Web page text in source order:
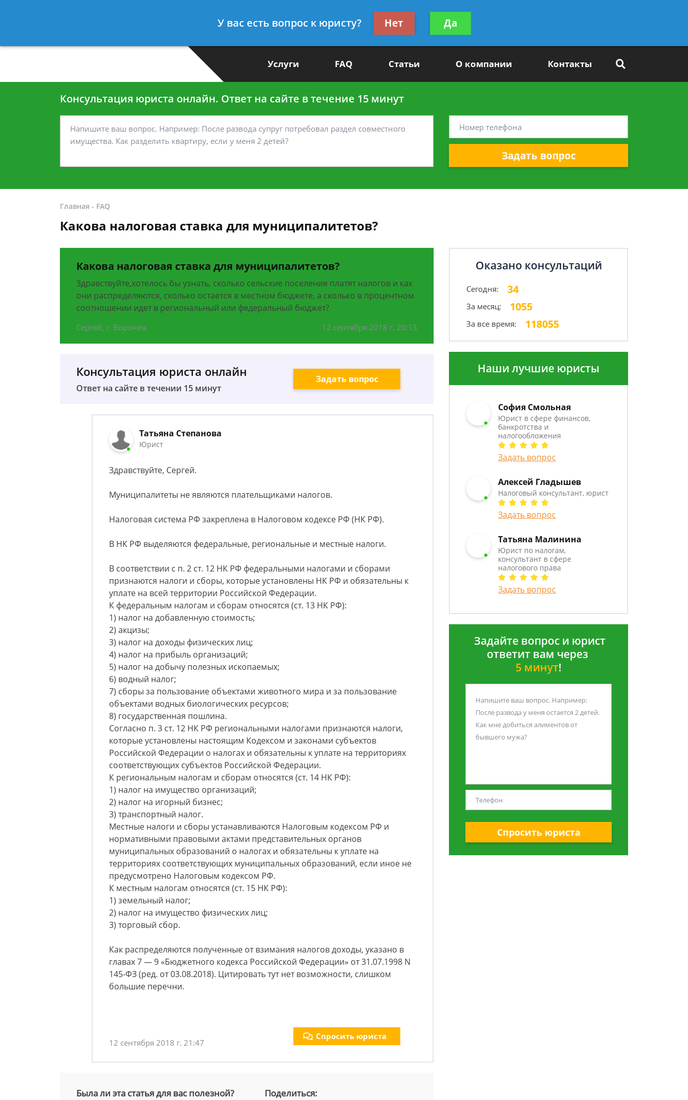
7 812-467-35-90
Получите консультацию
бесплатно
Услуги FAQ Статьи О компании Контакты
Консультация юриста онлайн. Ответ на сайте в течение 15 минут
Задать вопрос
Главная - FAQ
Какова налоговая ставка для муниципалитетов?
Какова налоговая ставка для муниципалитетов?
Здравствуйте,хотелось бы узнать, сколько сельские поселения платят налогов и как
они распределяются, сколько остается в местном бюджете, а сколько в процентном
соотношении идет в региональный или федеральный бюджет?
Сергей, г. Воронеж 12 сентября 2018 г. 20:13
Консультация юриста онлайн
Ответ на сайте в течении 15 минут
Задать вопрос
Татьяна Степанова
Юрист
Здравствуйте, Сергей.
Муниципалитеты не являются плательщиками налогов.
Налоговая система РФ закреплена в Налоговом кодексе РФ (НК РФ).
В НК РФ выделяются федеральные, региональные и местные налоги.
В соответствии с п. 2 ст. 12 НК РФ федеральными налогами и сборами
признаются налоги и сборы, которые установлены НК РФ и обязательны к
уплате на всей территории Российской Федерации.
К федеральным налогам и сборам относятся (ст. 13 НК РФ):
1) налог на добавленную стоимость;
2) акцизы;
3) налог на доходы физических лиц;
4) налог на прибыль организаций;
5) налог на добычу полезных ископаемых;
6) водный налог;
7) сборы за пользование объектами животного мира и за пользование
объектами водных биологических ресурсов;
8) государственная пошлина.
Согласно п. 3 ст. 12 НК РФ региональными налогами признаются налоги,
которые установлены настоящим Кодексом и законами субъектов
Российской Федерации о налогах и обязательны к уплате на территориях
соответствующих субъектов Российской Федерации.
К региональным налогам и сборам относятся (ст. 14 НК РФ):
1) налог на имущество организаций;
2) налог на игорный бизнес;
3) транспортный налог.
Местные налоги и сборы устанавливаются Налоговым кодексом РФ и
нормативными правовыми актами представительных органов
муниципальных образований о налогах и обязательны к уплате на
территориях соответствующих муниципальных образований, если иное не
предусмотрено Налоговым кодексом РФ.
К местным налогам относятся (ст. 15 НК РФ):
1) земельный налог;
2) налог на имущество физических лиц;
3) торговый сбор.
Как распределяются полученные от взимания налогов доходы, указано в
главах 7 — 9 «Бюджетного кодекса Российской Федерации» от 31.07.1998 N
145-ФЗ (ред. от 03.08.2018). Цитировать тут нет возможности, слишком
большие перечни.
12 сентября 2018 г. 21:47
Спросить юриста
Была ли эта статья для вас полезной? Поделиться:
Оказано консультаций
Сегодня: 34
За месяц: 1055
За все время: 118055
Наши лучшие юристы
София Смольная
Юрист в сфере финансов,
банкротства и
налогообложения
Задать вопрос
Алексей Гладышев
Налоговый консультант, юрист
Задать вопрос
Татьяна Малинина
Юрист по налогам,
консультант в сфере
налогового права
Задать вопрос
Задайте вопрос и юрист
ответит вам через
5 минут!
Спросить юриста
У вас есть вопрос к юристу? Нет Да